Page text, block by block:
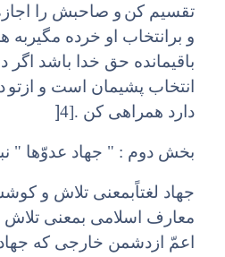
تقسیم کن و صاحبش را
و برانتخاب او خرده مگیربه
باقیمانده حق خدا باشد اگر
انتخاب پشیمان است و ازتو
دارد همراهی کن .[4 ]
بخش دوم : " جهاد عدوّها "
جهاد لغتاً‌بمعنی تلاش و
معارف اسلامی بمعنی
اعمّ ازدشمن خارجی که